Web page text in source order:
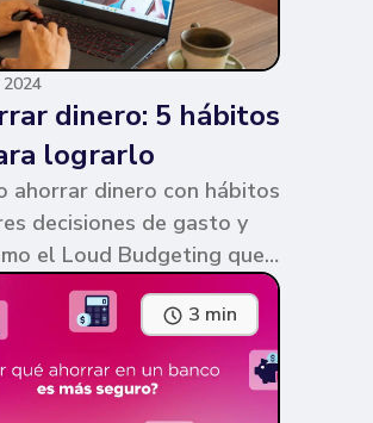
2024
dinero: 5 hábitos
lograrlo
ahorrar dinero con hábitos
decisiones de gasto y
el Loud Budgeting que
a cumplir tus metas.
3 min